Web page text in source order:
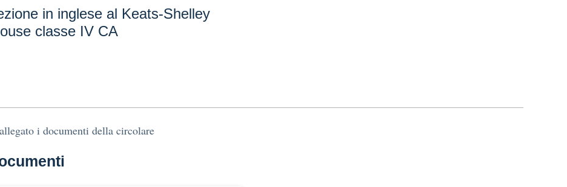
in inglese al Keats-Shelley
classe IV CA
i documenti della circolare